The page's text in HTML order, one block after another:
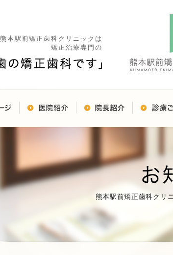
熊本駅前矯正歯科クリニックは
矯正治療専門の
熊本駅前矯正歯科クリ